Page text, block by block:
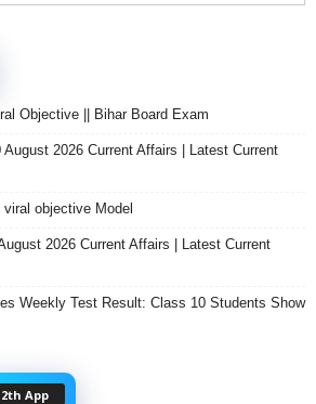
Objective || Bihar Board Exam
2026 Current Affairs | Latest Current
objective Model
2026 Current Affairs | Latest Current
Weekly Test Result: Class 10 Students Show
App